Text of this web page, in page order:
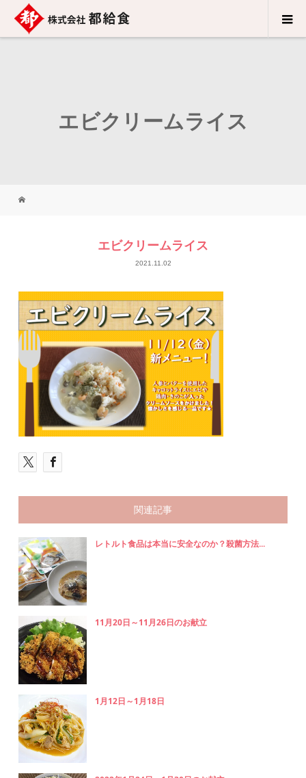
エビクリームライス
エビクリームライス
2021.11.02
関連記事
レトルト食品は本当に安全なのか？殺菌方法...
11月20日～11月26日のお献立
1月12日～1月18日